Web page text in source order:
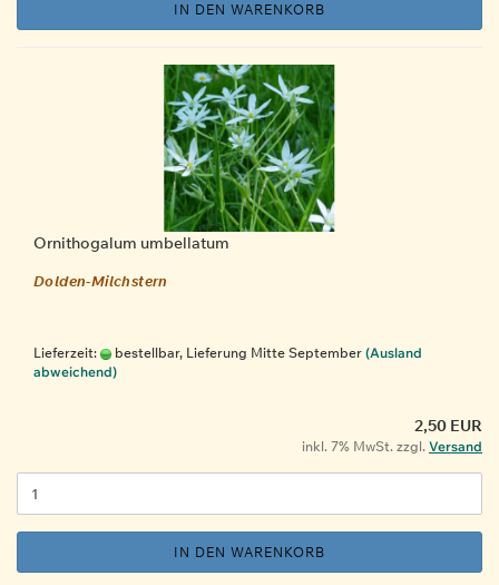
IN DEN WARENKORB
Ornithogalum umbellatum
Dolden-Milchstern
Lieferzeit: bestellbar, Lieferung Mitte September (Ausland
abweichend)
2,50 EUR
inkl. 7% MwSt. zzgl. Versand
IN DEN WARENKORB